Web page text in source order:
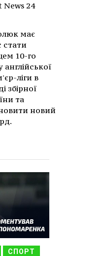
News 24
має
стати
10-го
англійської
ліги в
збірної
та
новий
СПОРТ